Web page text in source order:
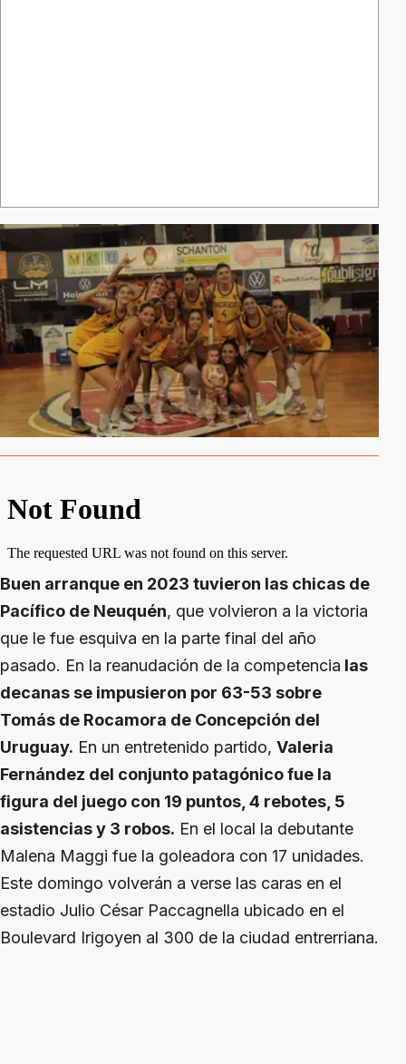
Buen arranque en 2023 tuvieron las chicas de
Pacífico de Neuquén, que volvieron a la victoria
que le fue esquiva en la parte final del año
pasado. En la reanudación de la competencia las
decanas se impusieron por 63-53 sobre
Tomás de Rocamora de Concepción del
Uruguay. En un entretenido partido, Valeria
Fernández del conjunto patagónico fue la
figura del juego con 19 puntos, 4 rebotes, 5
asistencias y 3 robos. En el local la debutante
Malena Maggi fue la goleadora con 17 unidades.
Este domingo volverán a verse las caras en el
estadio Julio César Paccagnella ubicado en el
Boulevard Irigoyen al 300 de la ciudad entrerriana.